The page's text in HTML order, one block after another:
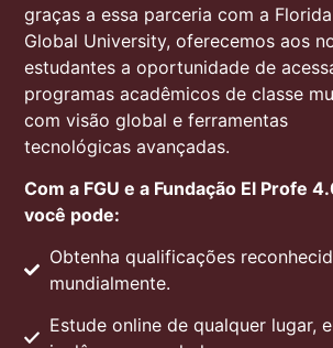
graças a essa parceria com a Florida
Global University, oferecemos aos
estudantes a oportunidade de
programas acadêmicos de classe
com visão global e ferramentas
tecnológicas avançadas.
Com a FGU e a Fundação El Profe
você pode:
Obtenha qualificações
mundialmente.
Estude online de qualquer lugar,